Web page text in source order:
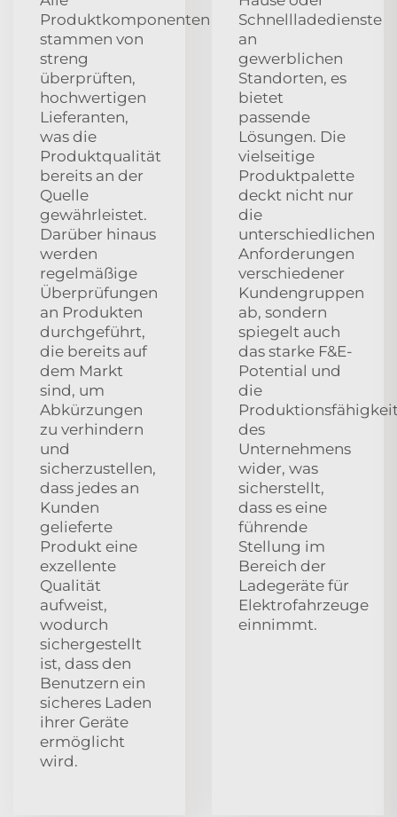
Produktkomponenten
stammen von
streng
überprüften,
hochwertigen
Lieferanten,
was die
Produktqualität
bereits an der
Quelle
gewährleistet.
Darüber hinaus
werden
regelmäßige
Überprüfungen
an Produkten
durchgeführt,
die bereits auf
dem Markt
sind, um
Abkürzungen
zu verhindern
und
sicherzustellen,
dass jedes an
Kunden
gelieferte
Produkt eine
exzellente
Qualität
aufweist,
wodurch
sichergestellt
ist, dass den
Benutzern ein
sicheres Laden
ihrer Geräte
ermöglicht
wird.
Schnellladedienste
an
gewerblichen
Standorten, es
bietet
passende
Lösungen. Die
vielseitige
Produktpalette
deckt nicht nur
die
unterschiedlichen
Anforderungen
verschiedener
Kundengruppen
ab, sondern
spiegelt auch
das starke F&E-
Potential und
die
des
Unternehmens
wider, was
sicherstellt,
dass es eine
führende
Stellung im
Bereich der
Ladegeräte für
Elektrofahrzeuge
einnimmt.